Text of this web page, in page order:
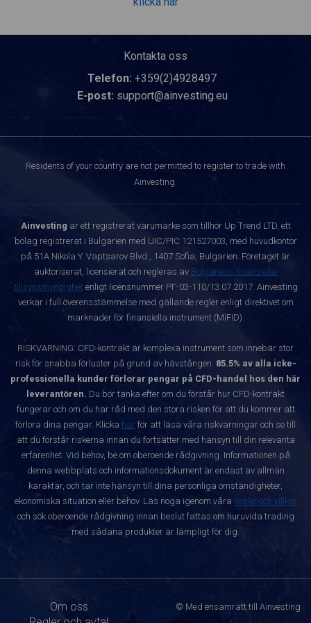
Kontakta oss
Telefon: +359(2)4928497
E-post: support@ainvesting.eu
Residents of your country are not permitted to register to trade with
Ainvesting.
Ainvesting är ett registrerat varumärke som tillhör Up Trend LTD, ett
bolag registrerat i Bulgarien med UIC/PIC 121527003, med huvudkontor
på 51A Nikola Y. Vaptsarov Blvd., 1407 Sofia, Bulgarien. Företaget är
auktoriserat, licensierat och regleras av Bulgariens finansiella
tillsynsmyndighetenligt licensnummer РГ-03-110/13.07.2017. Ainvesting
verkar i full överensstämmelse med gällande regler enligt direktivet om
marknader för finansiella instrument (MiFID).
RISKVARNING: CFD-kontrakt är komplexa instrument som innebär stor
risk för snabba förluster på grund av hävstången. 85.5% av alla icke-
professionella kunder förlorar pengar på CFD-handel hos den här
leverantören. Du bör tänka efter om du förstår hur CFD-kontrakt
fungerar och om du har råd med den stora risken för att du kommer att
förlora dina pengar. Klicka här för att läsa våra riskvarningar och se till
att du förstår riskerna innan du fortsätter med hänsyn till din relevanta
erfarenhet. Vid behov, be om oberoende rådgivning. Informationen på
denna webbplats och informationsdokument är endast av allmän
karaktär, och tar inte hänsyn till dina personliga omständigheter,
ekonomiska situation eller behov. Läs noga igenom våra regler och villkor
och sök oberoende rådgivning innan beslut fattas om huruvida trading
med sådana produkter är lämpligt för dig.
Om oss
© Med ensamrätt till Ainvesting